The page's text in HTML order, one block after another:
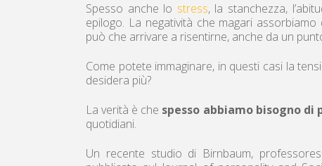
Spesso anche lo stress, la stanchezza,
epilogo. La negatività che magari
può che arrivare a risentirne, anche da un
Come potete immaginare, in questi casi la
desidera più?
La verità è che spesso abbiamo bisogno di
quotidiani.
Un recente studio di Birnbaum,